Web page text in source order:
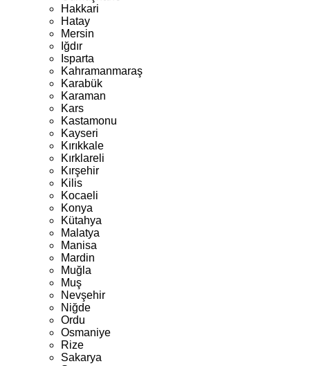
Hakkari
Hatay
Mersin
Iğdır
Isparta
Kahramanmaraş
Karabük
Karaman
Kars
Kastamonu
Kayseri
Kırıkkale
Kırklareli
Kırşehir
Kilis
Kocaeli
Konya
Kütahya
Malatya
Manisa
Mardin
Muğla
Muş
Nevşehir
Niğde
Ordu
Osmaniye
Rize
Sakarya